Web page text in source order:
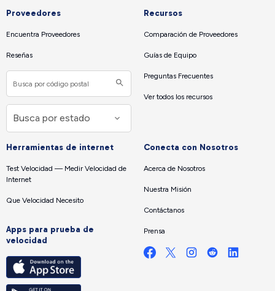
Proveedores
Encuentra Proveedores
Reseñas
Recursos
Comparación de Proveedores
Guías de Equipo
Preguntas Frecuentes
Ver todos los recursos
Herramientas de internet
Test Velocidad — Medir Velocidad de
Internet
Que Velocidad Necesito
Apps para prueba de
velocidad
Conecta con Nosotros
Acerca de Nosotros
Nuestra Misión
Contáctanos
Prensa